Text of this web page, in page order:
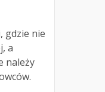
gdzie nie
a
należy